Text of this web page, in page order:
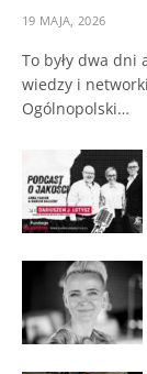
19 MAJA, 2026
To były dwa dni
wiedzy i
Ogólnopolski…